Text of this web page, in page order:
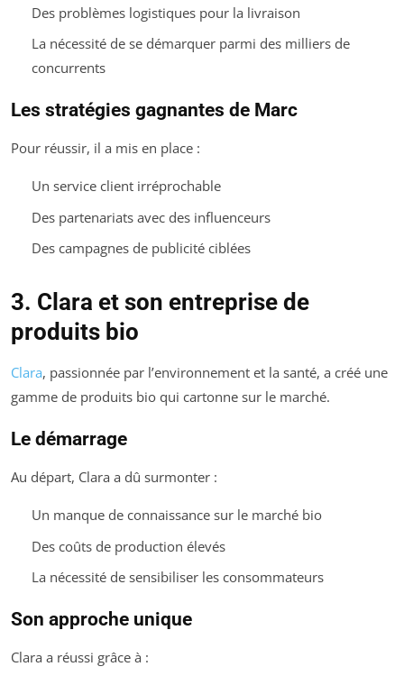
Des problèmes logistiques pour la livraison
La nécessité de se démarquer parmi des milliers de
concurrents
Les stratégies gagnantes de Marc
Pour réussir, il a mis en place :
Un service client irréprochable
Des partenariats avec des influenceurs
Des campagnes de publicité ciblées
3. Clara et son entreprise de
produits bio
Clara, passionnée par l’environnement et la santé, a créé une
gamme de produits bio qui cartonne sur le marché.
Le démarrage
Au départ, Clara a dû surmonter :
Un manque de connaissance sur le marché bio
Des coûts de production élevés
La nécessité de sensibiliser les consommateurs
Son approche unique
Clara a réussi grâce à :